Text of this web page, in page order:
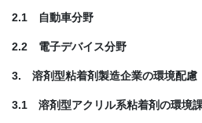
2.1 自動車分野
2.2 電子デバイス分野
3. 溶剤型粘着剤製造企業の環境配慮
3.1 溶剤型アクリル系粘着剤の環境